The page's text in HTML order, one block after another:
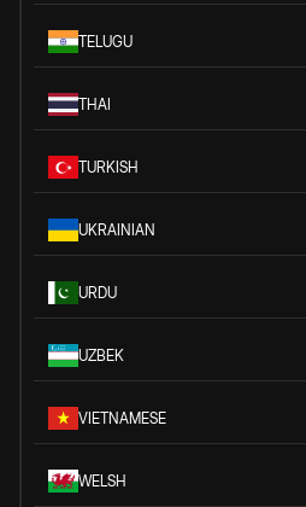
TELUGU
THAI
TURKISH
UKRAINIAN
URDU
UZBEK
VIETNAMESE
WELSH